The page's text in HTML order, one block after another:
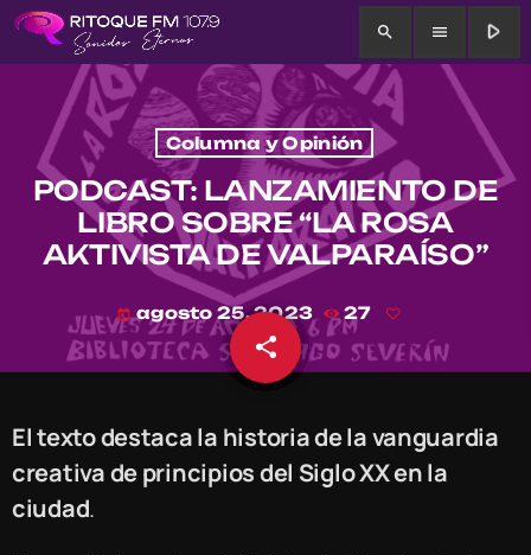
search menu play_arrow
Columna y Opinión
PODCAST: LANZAMIENTO DE
LIBRO SOBRE “LA ROSA
AKTIVISTA DE VALPARAÍSO”
today agosto 25, 2023 27
share
email
El texto destaca la historia de la vanguardia
creativa de principios del Siglo XX en la
ciudad.